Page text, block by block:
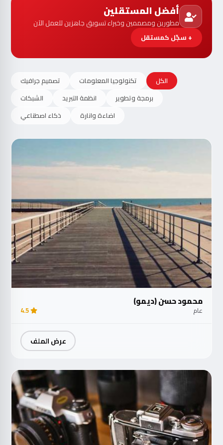
أفضل المستقلين
مطورين ومصممين وخبراء تسويق جاهزين للعمل الآن
+ سجّل كمستقل
الكل تكنولوجيا المعلومات
تصميم جرافيك
برمجة وتطوير
انظمة التبريد
الشبكات
اضاءة وانارة
ذكاء اصطناعي
محمود حسن (ديمو)
عام 4.5
عرض الملف